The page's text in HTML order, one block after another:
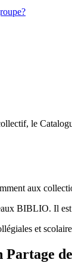
le
aux
BIBLIO. Il
et